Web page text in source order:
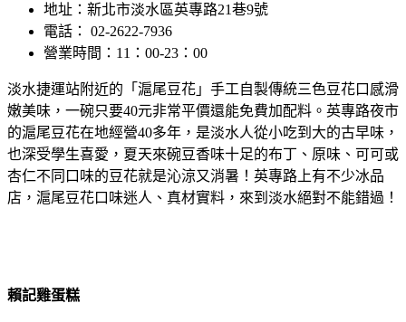
地址：新北市淡水區英專路21巷9號
電話： 02-2622-7936
營業時間：11：00-23：00
淡水捷運站附近的「滬尾豆花」手工自製傳統三色豆花口感滑
嫩美味，一碗只要40元非常平價還能免費加配料。英專路夜市
的滬尾豆花在地經營40多年，是淡水人從小吃到大的古早味，
也深受學生喜愛，夏天來碗豆香味十足的布丁、原味、可可或
杏仁不同口味的豆花就是沁涼又消暑！英專路上有不少冰品
店，滬尾豆花口味迷人、真材實料，來到淡水絕對不能錯過！
賴記雞蛋糕